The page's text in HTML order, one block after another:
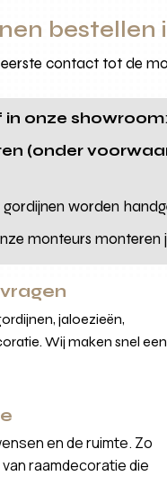
bestellen
contact tot de
in onze showroom
(onder
gordijnen worden
monteurs monteren
jaloezieën,
Wij maken snel een
en de ruimte. Zo
raamdecoratie die